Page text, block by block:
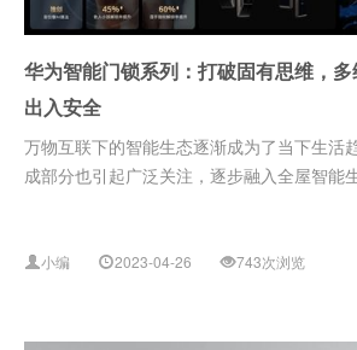
华为智能门锁系列：打破固有思维，
出入安全
万物互联下的智能生态逐渐成为了当下生活
成部分也引起广泛关注，逐步融入全屋智
小编 2023-04-26 743次浏览